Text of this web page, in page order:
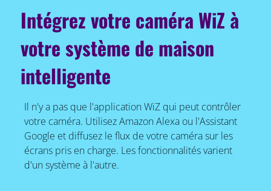
Intégrez votre caméra WiZ à
votre système de maison
intelligente
Il n'y a pas que l'application WiZ qui peut contrôler
votre caméra. Utilisez Amazon Alexa ou l'Assistant
Google et diffusez le flux de votre caméra sur les
écrans pris en charge. Les fonctionnalités varient
d'un système à l'autre.